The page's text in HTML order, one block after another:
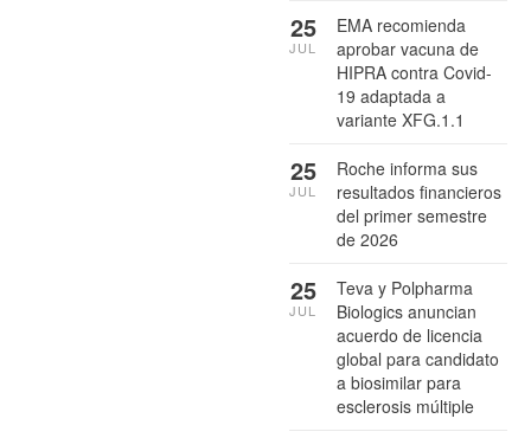
EMA recomienda
aprobar vacuna de
HIPRA contra Covid-
19 adaptada a
variante XFG.1.1
25
JUL
Roche informa sus
resultados financieros
del primer semestre
de 2026
25
JUL
Teva y Polpharma
Biologics anuncian
acuerdo de licencia
global para candidato
a biosimilar para
esclerosis múltiple
25
JUL